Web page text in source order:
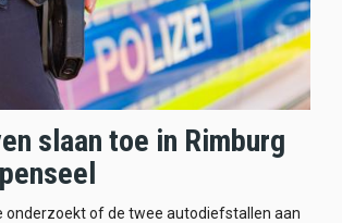
slaan toe in Rimburg
onderzoekt of de twee autodiefstallen aan